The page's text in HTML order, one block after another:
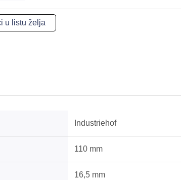
Industriehof
110 mm
16,5 mm